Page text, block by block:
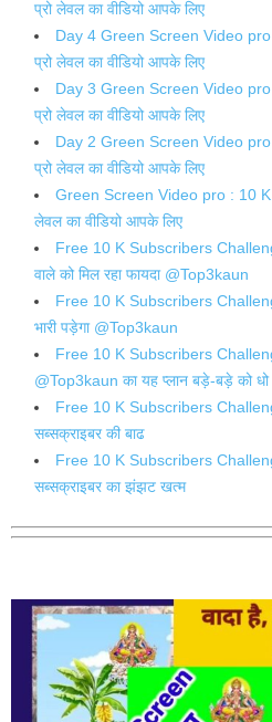
प्रो लेवल का वीडियो आपके लिए
Day 4 Green Screen Video
प्रो लेवल का वीडियो आपके लिए
Day 3 Green Screen Video
प्रो लेवल का वीडियो आपके लिए
Day 2 Green Screen Video
प्रो लेवल का वीडियो आपके लिए
Green Screen Video pro : 10
लेवल का वीडियो आपके लिए
Free 10 K Subscribers
वाले को मिल रहा फायदा @Top3kaun
Free 10 K Subscribers
भारी पड़ेगा @Top3kaun
Free 10 K Subscribers
@Top3kaun का यह प्लान बड़े-बड़े को धो
Free 10 K Subscribers
सब्सक्राइबर की बाढ
Free 10 K Subscribers
सब्सक्राइबर का झंझट खत्म